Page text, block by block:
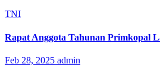
TNI
Rapat Anggota Tahunan Primkopal
Feb 28, 2025 admin